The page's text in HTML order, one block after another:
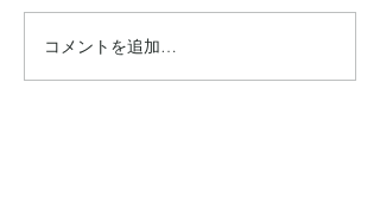
雑誌【GISELe】8月号に
掲載されました
コメントを追加…